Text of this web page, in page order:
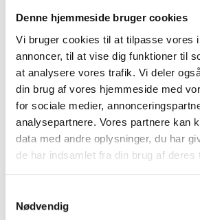
Denne hjemmeside bruger cookies
Vi bruger cookies til at tilpasse vores
annoncer, til at vise dig funktioner til
at analysere vores trafik. Vi deler
din brug af vores hjemmeside med
for sociale medier,
analysepartnere. Vores partnere kan
data med andre oplysninger, du har
de har indsamlet fra din brug af deres
Nødvendig
henvises til pkt. 4.2.
4.5 Retten til sletning
4.5.1 I visse tilfælde har du ret til at få
dine personoplysninger slettet af os. I
det omfang dine oplysninger er
nødvendige, eksempelvis for at kunne
overholde vores bogføringsmæssige
forpligtelser, er vi ikke forpligtede til at
slette dine personoplysninger. Det
samme gælder, hvis oplysningerne skal
bruges til at gøre et retskrav gældende
eller forsvare mod et sådant.
4.5.2 Vedrørende dokumentation
henvises til pkt. 4.2.